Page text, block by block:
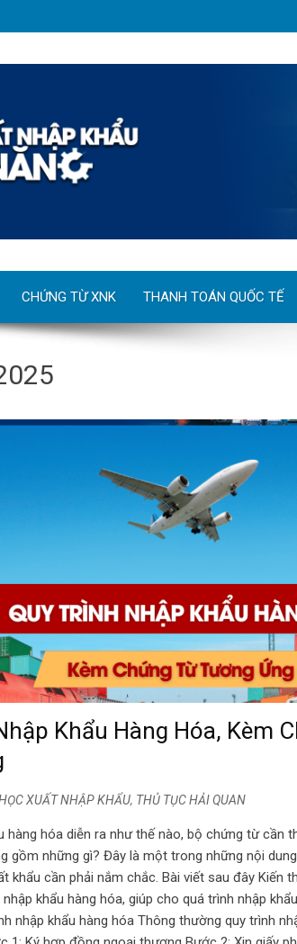
CHỨNG TỪ XNK THANH TOÁN QUỐC TẾ
Khẩu Hàng Hóa, Kèm
XUẤT NHẬP KHẨU, THỦ TỤC HẢI QUAN
hàng hóa diễn ra như thế nào, bộ chứng từ cần
gồm những gì? Đây là một trong những nội
khẩu cần phải nắm chắc. Bài viết sau đây Kiến
khẩu hàng hóa, giúp cho quá trình nhập
nhập khẩu hàng hóa Thông thường quy trình